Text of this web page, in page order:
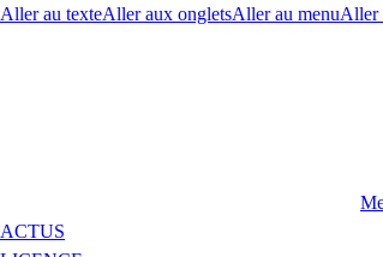
Aller au texteAller aux ongletsAller au menuAller
ACTUS